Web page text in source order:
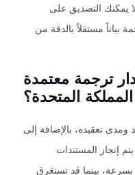
يمكنك التصديق على
مستقلاً بالدقة من
ترجمة معتمدة
المتحدة؟
ومدى تعقيده، بالإضافة إلى
إنجاز المستندات
بسرعة، بينما قد تستغرق